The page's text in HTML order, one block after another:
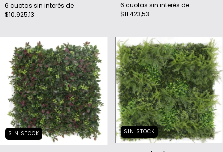
6 cuotas sin interés de
$10.925,13
6 cuotas sin interés de
$11.423,53
SIN STOCK SIN STOCK